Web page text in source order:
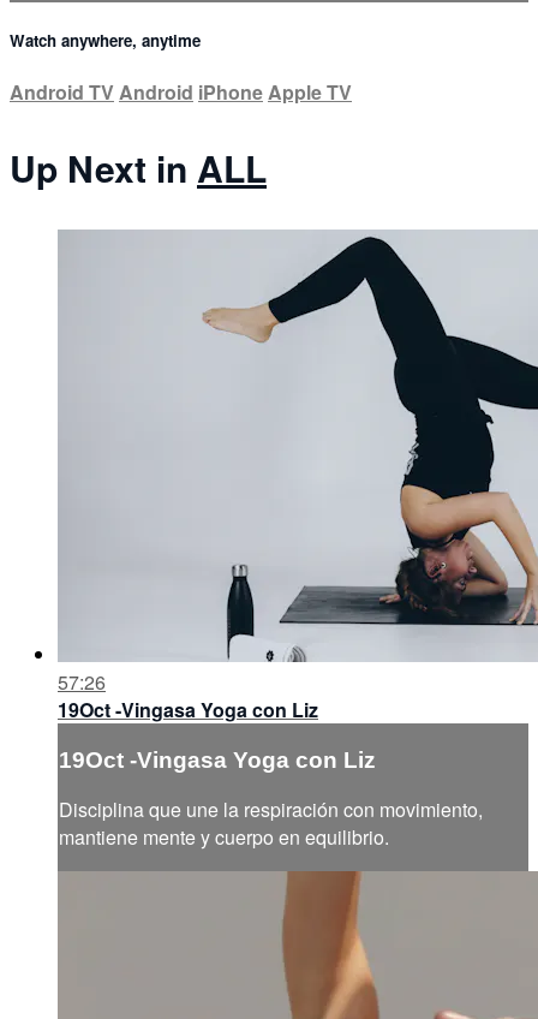
Watch anywhere, anytime
Android TV Android iPhoneApple TV
Up Next in ALL
57:26
19Oct -Vingasa Yoga con Liz
19Oct -Vingasa Yoga con Liz
Disciplina que une la respiración con movimiento,
mantiene mente y cuerpo en equilibrio.